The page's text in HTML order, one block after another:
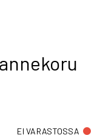
EI VARASTOSSA